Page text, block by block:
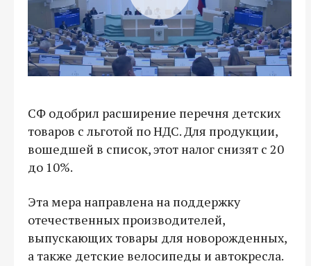
СФ одобрил расширение перечня детских
товаров с льготой по НДС. Для продукции,
вошедшей в список, этот налог снизят с 20
до 10%.
Эта мера направлена на поддержку
отечественных производителей,
выпускающих товары для новорожденных,
а также детские велосипеды и автокресла.